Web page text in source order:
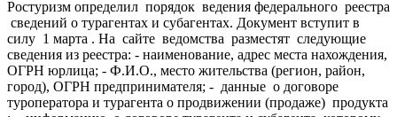
Ростуризм определил порядок ведения федерального реестра
сведений о турагентах и субагентах. Документ вступит в
силу 1 марта . На сайте ведомства разместят следующие
сведения из реестра: - наименование, адрес места нахождения,
ОГРН юрлица; - Ф.И.О., место жительства (регион, район,
город), ОГРН предпринимателя; - данные о договоре
туроператора и турагента о продвижении (продаже) продукта